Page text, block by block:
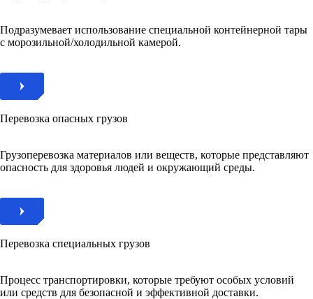
Подразумевает использование специальной контейнерной тары
с морозильной/холодильной камерой.
Перевозка опасных грузов
Грузоперевозка материалов или веществ, которые представляют
опасность для здоровья людей и окружающий среды.
Перевозка специальных грузов
Процесс транспортировки, которые требуют особых условий
или средств для безопасной и эффективной доставки.